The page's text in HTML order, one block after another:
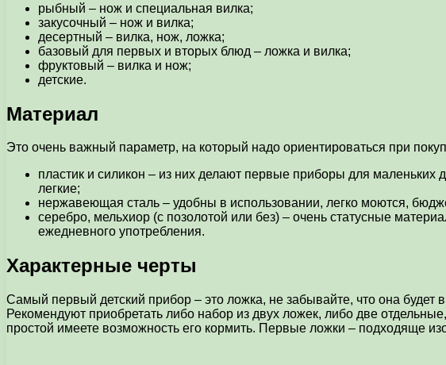
рыбный – нож и специальная вилка;
закусочный – нож и вилка;
десертный – вилка, нож, ложка;
базовый для первых и вторых блюд – ложка и вилка;
фруктовый – вилка и нож;
детские.
Материал
Это очень важный параметр, на который надо ориентироваться при
пластик и силикон – из них делают первые приборы для
легкие;
нержавеющая сталь – удобны в использовании, легко моются,
серебро, мельхиор (с позолотой или без) – очень статусные
ежедневного употребления.
Характерные черты
Самый первый детский прибор – это ложка, не забывайте, что она будет
Рекомендуют приобретать либо набор из двух ложек, либо две
простой имеете возможность его кормить. Первые ложки – подходяще